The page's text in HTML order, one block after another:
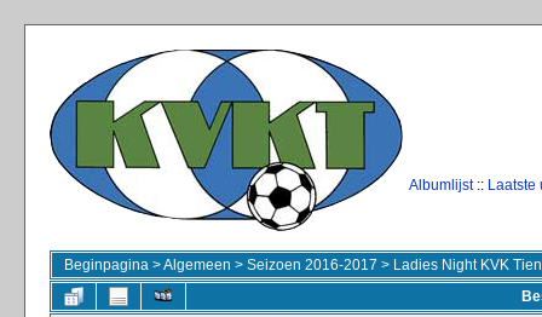
Albumlijst:: Laatste
Beginpagina >Algemeen > Seizoen 2016-2017 > Ladies Night KVK